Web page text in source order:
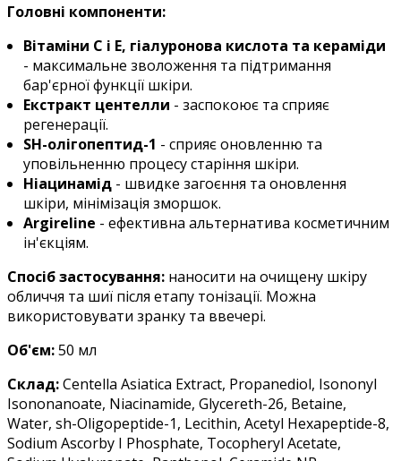
Головні компоненти:
Вітаміни C і E, гіалуронова кислота та кераміди
- максимальне зволоження та підтримання
бар'єрної функції шкіри.
Екстракт центелли - заспокоює та сприяє
регенерації.
SH-олігопептид-1 - сприяє оновленню та
уповільненню процесу старіння шкіри.
Ніацинамід- швидке загоєння та оновлення
шкіри, мінімізація зморшок.
Argireline - ефективна альтернатива косметичним
ін'єкціям.
Спосіб застосування: наносити на очищену шкіру
обличчя та шиї після етапу тонізації. Можна
використовувати зранку та ввечері.
Об'єм:50 мл
Склад:Centella Asiatica Extract, Propanediol, Isononyl
Isononanoate, Niacinamide, Glycereth-26, Betaine,
Water, sh-Oligopeptide-1, Lecithin, Acetyl Hexapeptide-8,
Sodium Ascorby I Phosphate, Tocopheryl Acetate,